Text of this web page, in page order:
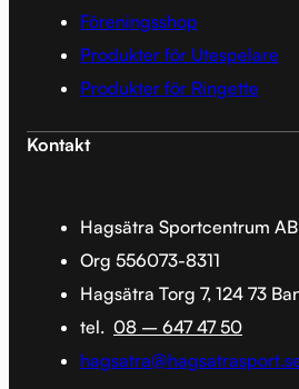
Föreningsshop
Produkter för Utespelare
Produkter för Ringette
Kontakt
Hagsätra Sportcentrum AB
Org 556073-8311
Hagsätra Torg 7, 124 73
tel. 08 – 647 47 50